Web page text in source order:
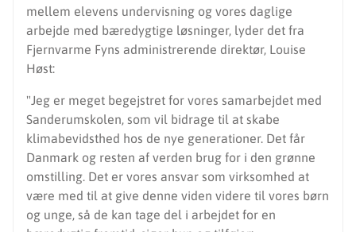
mellem elevens undervisning og vores daglige
arbejde med bæredygtige løsninger, lyder det fra
Fjernvarme Fyns administrerende direktør, Louise
Høst:
"Jeg er meget begejstret for vores samarbejdet med
Sanderumskolen, som vil bidrage til at skabe
klimabevidsthed hos de nye generationer. Det får
Danmark og resten af verden brug for i den grønne
omstilling. Det er vores ansvar som virksomhed at
være med til at give denne viden videre til vores børn
og unge, så de kan tage del i arbejdet for en